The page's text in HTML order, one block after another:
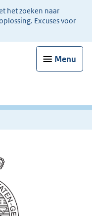
het zoeken naar
Excuses voor
Menu